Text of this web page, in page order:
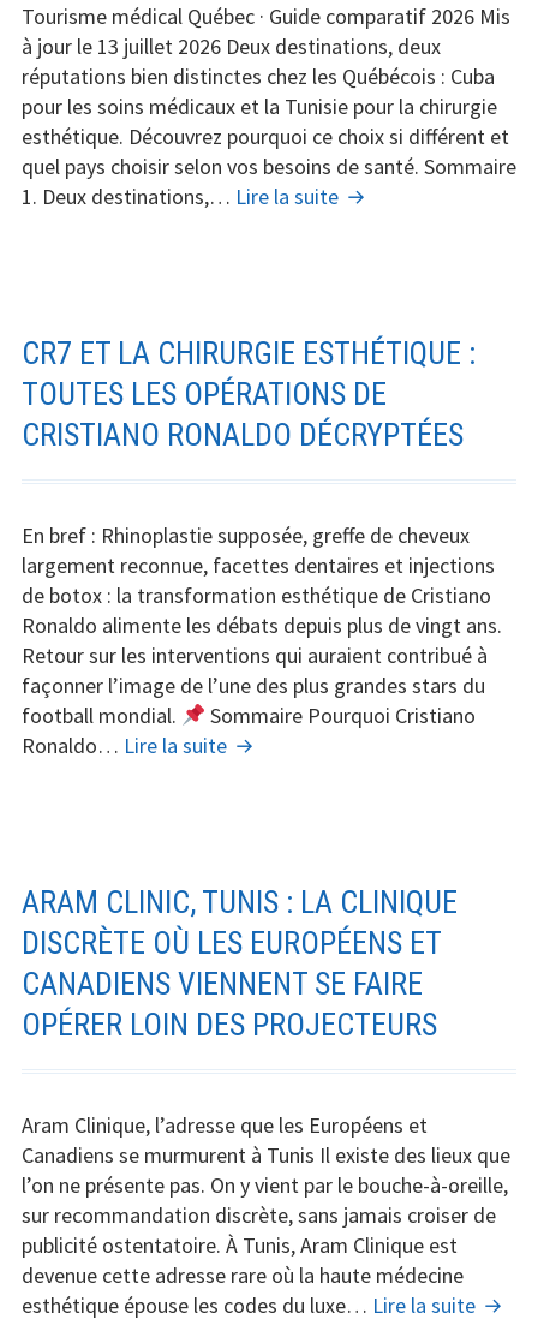
Tourisme médical Québec · Guide comparatif 2026 Mis
à jour le 13 juillet 2026 Deux destinations, deux
réputations bien distinctes chez les Québécois : Cuba
pour les soins médicaux et la Tunisie pour la chirurgie
esthétique. Découvrez pourquoi ce choix si différent et
quel pays choisir selon vos besoins de santé. Sommaire
1. Deux destinations,… Lire la suite Pourquoi
pour
les
soins
médicaux
la
Tunisie
pour
la
chirurgie
esthétique
?
CR7 ET LA CHIRURGIE ESTHÉTIQUE :
TOUTES LES OPÉRATIONS DE
CRISTIANO RONALDO DÉCRYPTÉES
En bref : Rhinoplastie supposée, greffe de cheveux
largement reconnue, facettes dentaires et injections
de botox : la transformation esthétique de Cristiano
Ronaldo alimente les débats depuis plus de vingt ans.
Retour sur les interventions qui auraient contribué à
façonner l’image de l’une des plus grandes stars du
football mondial.
Sommaire Pourquoi Cristiano
Ronaldo… Lire la suite CR7
:
toutes
les
opérations
de
Cristiano
Ronaldo
ARAM CLINIC, TUNIS : LA CLINIQUE
DISCRÈTE OÙ LES EUROPÉENS ET
CANADIENS VIENNENT SE FAIRE
OPÉRER LOIN DES PROJECTEURS
Aram Clinique, l’adresse que les Européens et
Canadiens se murmurent à Tunis Il existe des lieux que
l’on ne présente pas. On y vient par le bouche-à-oreille,
sur recommandation discrète, sans jamais croiser de
publicité ostentatoire. À Tunis, Aram Clinique est
devenue cette adresse rare où la haute médecine
esthétique épouse les codes du luxe… Lire la suite Aram